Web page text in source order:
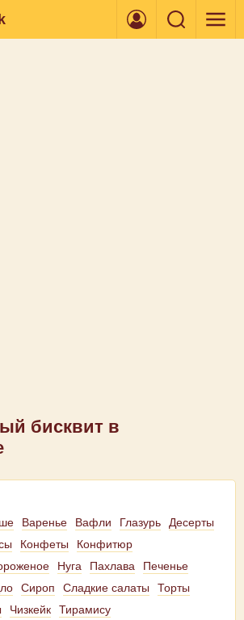
бисквит в
Варенье Вафли Глазурь
Десерты
Конфеты
Конфитюр
Нуга Пахлава
Печенье
Сироп Сладкие салаты
Торты
Чизкейк Тирамису